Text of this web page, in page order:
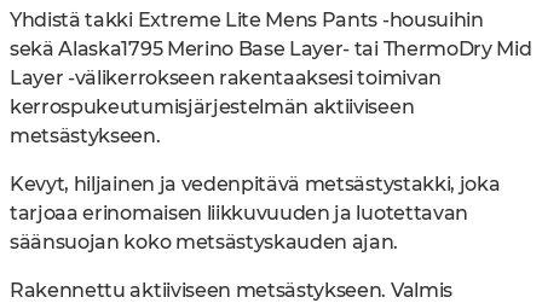
Yhdistä takki Extreme Lite Mens Pants -housuihin
sekä Alaska1795 Merino Base Layer- tai ThermoDry Mid
Layer -välikerrokseen rakentaaksesi toimivan
kerrospukeutumisjärjestelmän aktiiviseen
metsästykseen.
Kevyt, hiljainen ja vedenpitävä metsästystakki, joka
tarjoaa erinomaisen liikkuvuuden ja luotettavan
säänsuojan koko metsästyskauden ajan.
Rakennettu aktiiviseen metsästykseen. Valmis